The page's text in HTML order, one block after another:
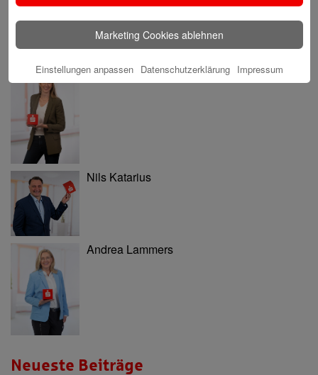
Ninia Käckenmester
Nils Katarius
Andrea Lammers
Neueste Beiträge
Marketing Cookies ablehnen
Einstellungen anpassen Datenschutzerklärung Impressum